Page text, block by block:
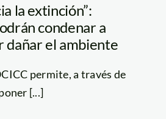
la extinción”:
condenar a
dañar el ambiente
permite, a través de
[...]